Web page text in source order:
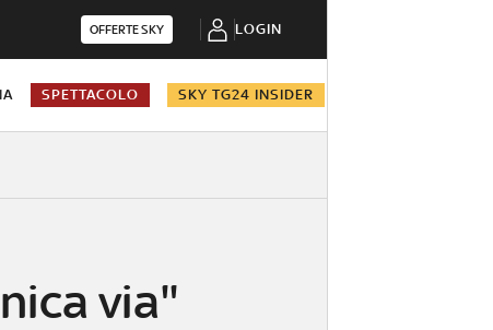
OFFERTE SKY LOGIN
SPETTACOLO SKY TG24 INSIDER
via"